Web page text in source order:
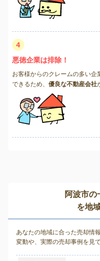
4
悪徳企業は排除！
お客様からのクレームの多い
できるため、 優良な不動産会社
阿波市の
を地
あなたの地域に合った売却情
変動や、実際の売却事例を見